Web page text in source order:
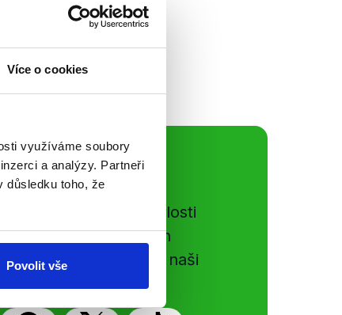
Více o cookies
využíváme soubory
a analýzy. Partneři
důsledku toho, že
Povolit vše
a roli
sítě
si ujít nejnovější události
Sdílením našich
přátelům podpoříte naši